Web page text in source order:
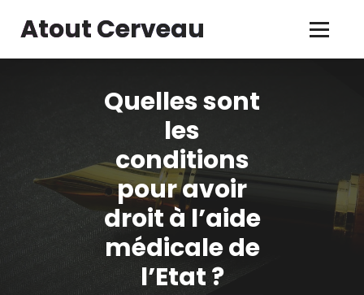
Atout Cerveau
Quelles sont
les
conditions
pour avoir
droit à l’aide
médicale de
l’Etat ?